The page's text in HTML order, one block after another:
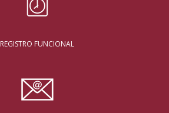
REGISTRO FUNCIONAL